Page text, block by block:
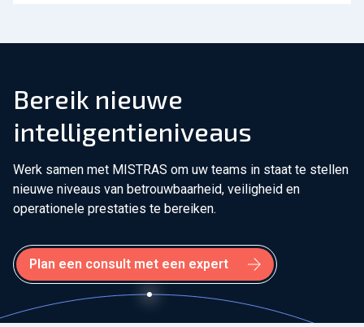
Bereik nieuwe
intelligentieniveaus
Werk samen met MISTRAS om uw teams in staat te stellen
nieuwe niveaus van betrouwbaarheid, veiligheid en
operationele prestaties te bereiken.
Plan een consult met een expert